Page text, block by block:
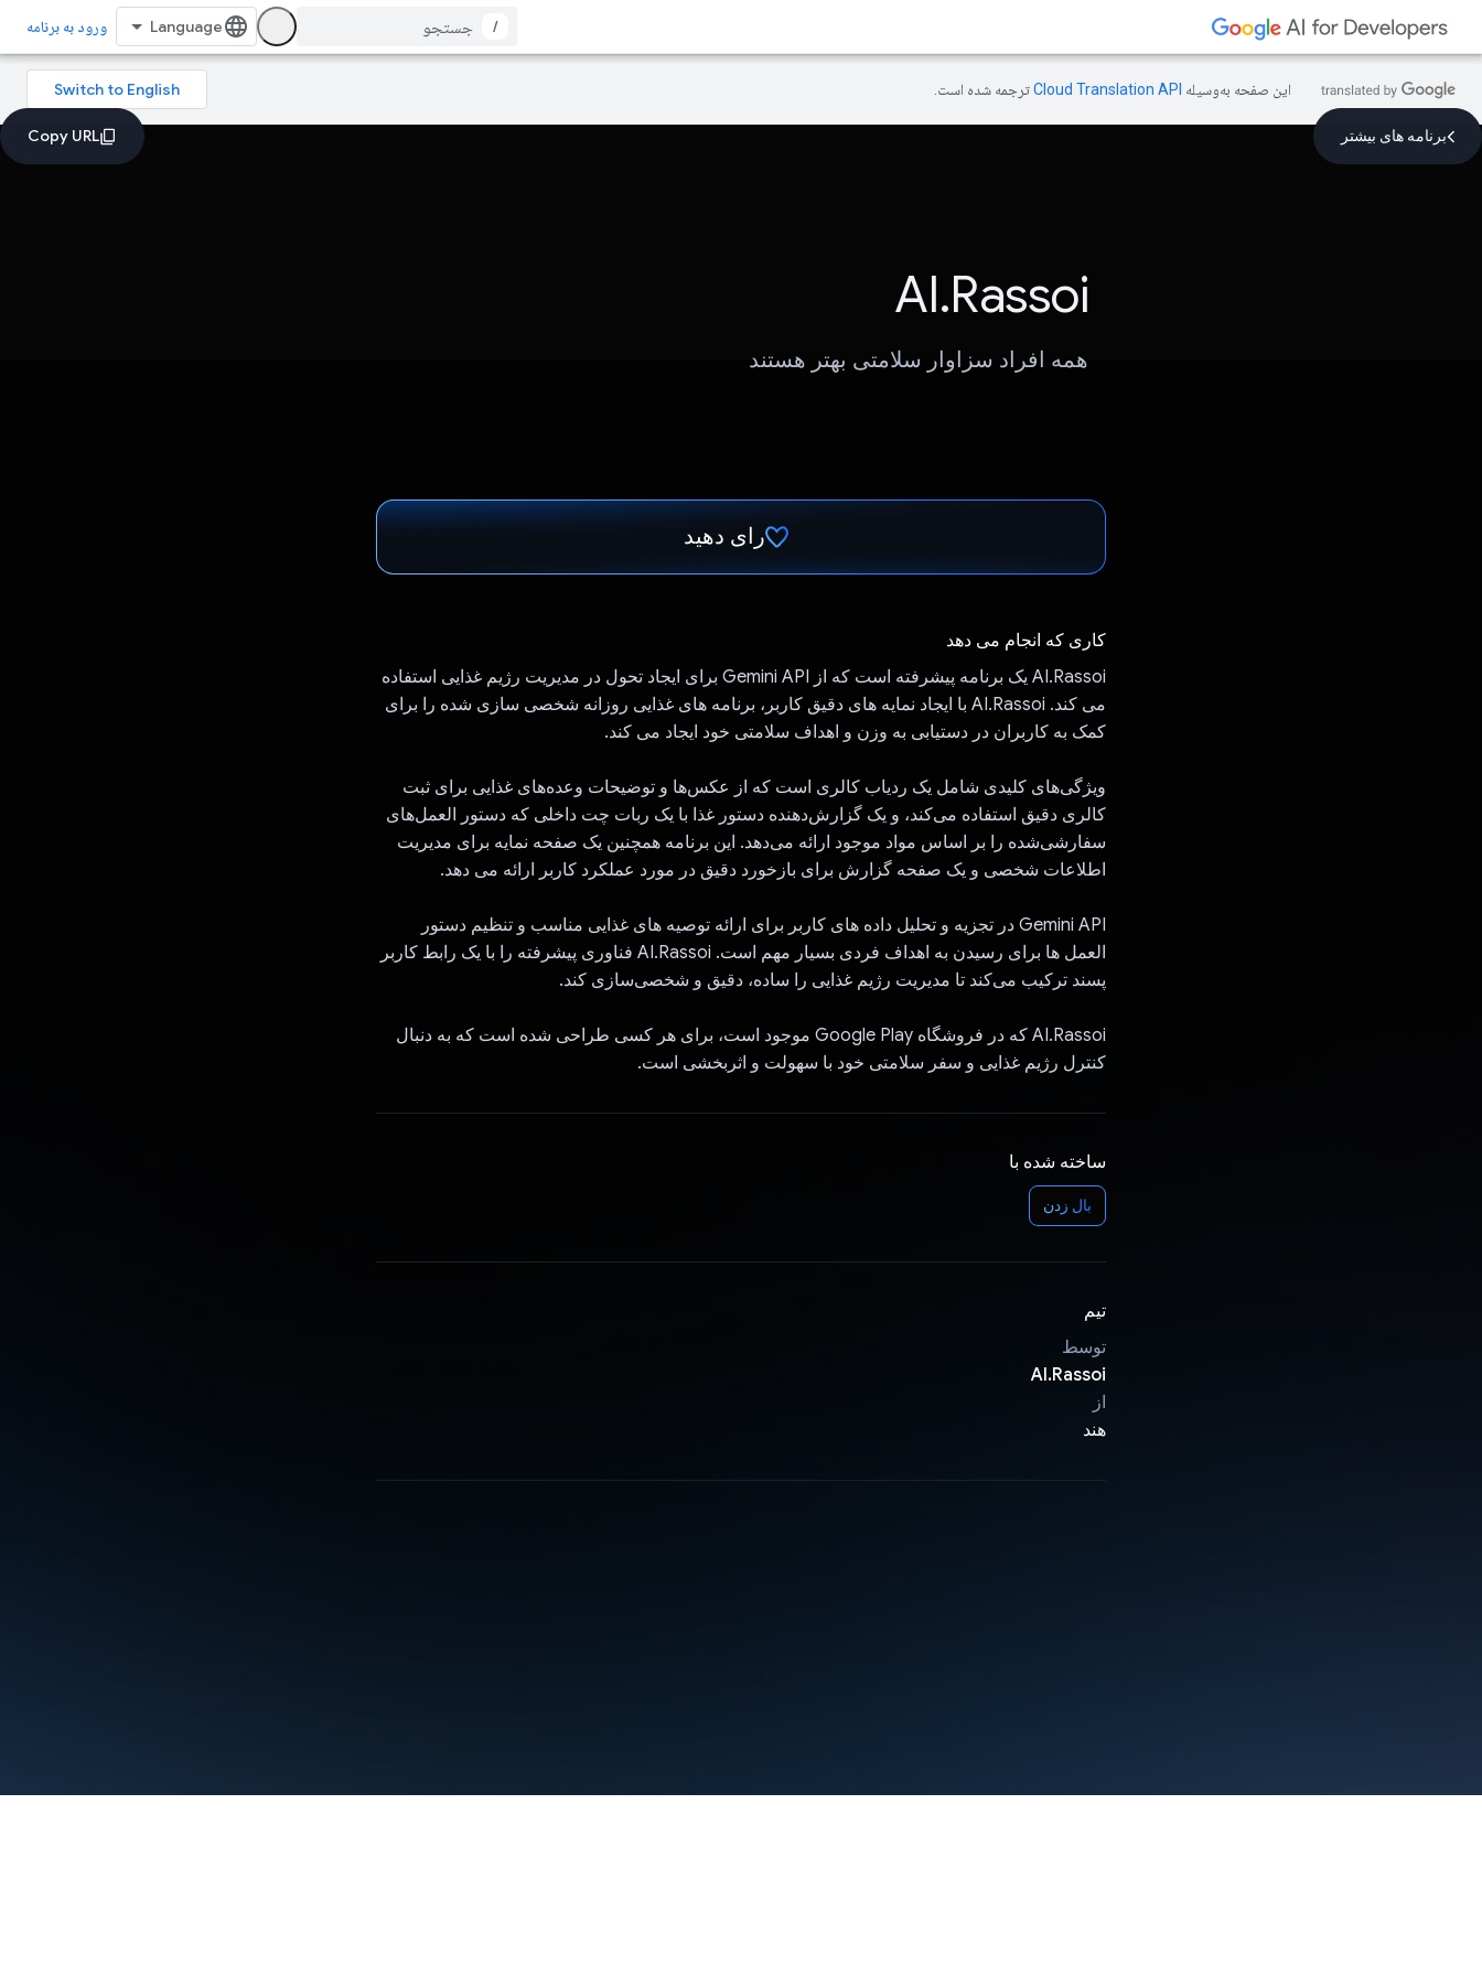
/ ورود به برنامه
این صفحه به‌وسیله ترجمه شده است.
برنامه های بیشتر
AI.Rassoi
همه افراد سزاوار سلامتی بهتر هستند
رای دهید
کاری که انجام می دهد
AI.Rassoi یک برنامه پیشرفته است که از Gemini API برای ایجاد تحول در مدیریت رژیم غذایی استفاده
می کند. AI.Rassoi با ایجاد نمایه های دقیق کاربر، برنامه های غذایی روزانه شخصی سازی شده را برای
کمک به کاربران در دستیابی به وزن و اهداف سلامتی خود ایجاد می کند.
ویژگی‌های کلیدی شامل یک ردیاب کالری است که از عکس‌ها و توضیحات وعده‌های غذایی برای ثبت
کالری دقیق استفاده می‌کند، و یک گزارش‌دهنده دستور غذا با یک ربات چت داخلی که دستور العمل‌های
سفارشی‌شده را بر اساس مواد موجود ارائه می‌دهد. این برنامه همچنین یک صفحه نمایه برای مدیریت
اطلاعات شخصی و یک صفحه گزارش برای بازخورد دقیق در مورد عملکرد کاربر ارائه می دهد.
Gemini API در تجزیه و تحلیل داده های کاربر برای ارائه توصیه های غذایی مناسب و تنظیم دستور
العمل ها برای رسیدن به اهداف فردی بسیار مهم است. AI.Rassoi فناوری پیشرفته را با یک رابط کاربر
پسند ترکیب می‌کند تا مدیریت رژیم غذایی را ساده، دقیق و شخصی‌سازی کند.
AI.Rassoi که در فروشگاه Google Play موجود است، برای هر کسی طراحی شده است که به دنبال
کنترل رژیم غذایی و سفر سلامتی خود با سهولت و اثربخشی است.
ساخته شده با
بال زدن
تیم
توسط
AI.Rassoi
از
هند